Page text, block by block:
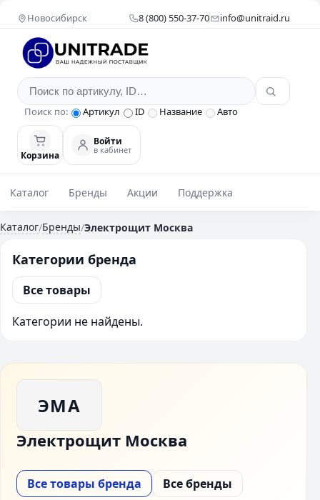
Новосибирск 8 (800) 550-37-70 info@unitraid.ru
Поиск по: Артикул ID Название Авто
Корзина
Войти
в кабинет
Каталог Бренды Акции Поддержка
Каталог/Бренды/Электрощит Москва
Категории бренда
Все товары
Категории не найдены.
ЭМА
Электрощит Москва
Все товары бренда Все бренды